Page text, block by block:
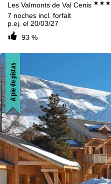
Les Valmonts de Val Cenis ***
7 noches incl. forfait
p.ej. el 20/03/27
93 %
A pie de pistas